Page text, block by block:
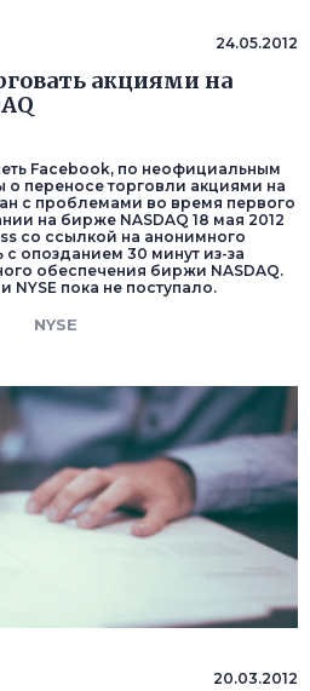
24.05.2012
акциями на
Facebook, по неофициальным
переносе торговли акциями на
с проблемами во время первого
на бирже NASDAQ 18 мая 2012
со ссылкой на анонимного
с опозданием 30 минут из-за
обеспечения биржи NASDAQ.
NYSE пока не поступало.
NYSE
20.03.2012